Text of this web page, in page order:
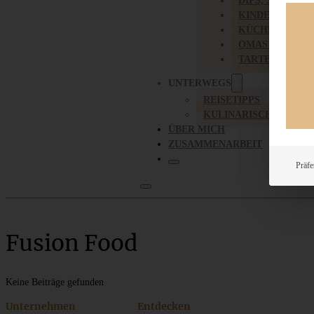
UNTERWEGS
REISETIPPS
KULINARISCH
ÜBER MICH
ZUSAMMENARBEIT
Fusion Food
Keine Beiträge gefunden
Unternehmen Entdecken